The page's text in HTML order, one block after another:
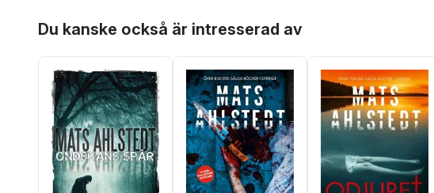
Du kanske också är intresserad av